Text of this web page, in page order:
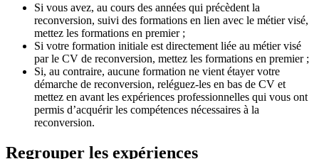
Si vous avez, au cours des années qui précèdent la
reconversion, suivi des formations en lien avec le métier visé,
mettez les formations en premier ;
Si votre formation initiale est directement liée au métier visé
par le CV de reconversion, mettez les formations en premier ;
Si, au contraire, aucune formation ne vient étayer votre
démarche de reconversion, reléguez-les en bas de CV et
mettez en avant les expériences professionnelles qui vous ont
permis d’acquérir les compétences nécessaires à la
reconversion.
Regrouper les expériences